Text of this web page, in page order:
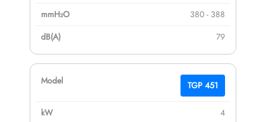
380 - 388
79
TGP 451
4